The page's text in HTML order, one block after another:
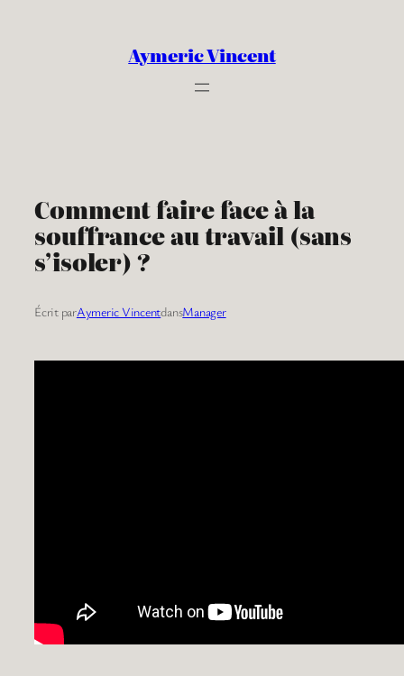
Aymeric Vincent
Comment faire face à la
souffrance au travail (sans
s’isoler) ?
Écrit parAymeric VincentdansManager